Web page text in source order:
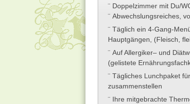
¨ Doppelzimmer mit Du/
¨ Abwechslungsreiches,
¨ Täglich ein 4-Gang-
Hauptgängen, (Fleisch,
¨ Auf Allergiker– und
(gelistete
¨ Tägliches Lunchpaket
zusammenstellen
¨ Ihre mitgebrachte